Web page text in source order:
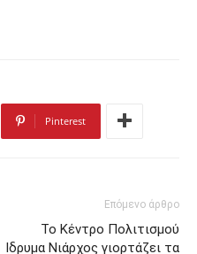
Pinterest
Επόμενο άρθρο
Το Κέντρο Πολιτισμού
Ιδρυμα Νιάρχος γιορτάζει τα